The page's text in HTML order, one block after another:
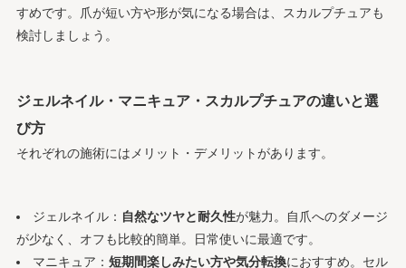
すめです。爪が短い方や形が気になる場合は、スカルプチュアも
検討しましょう。
ジェルネイル・マニキュア・スカルプチュアの違いと選
び方
それぞれの施術にはメリット・デメリットがあります。
ジェルネイル： 自然なツヤと耐久性が魅力。自爪へのダメージ
が少なく、オフも比較的簡単。日常使いに最適です。
マニキュア：短期間楽しみたい方や気分転換におすすめ。セル